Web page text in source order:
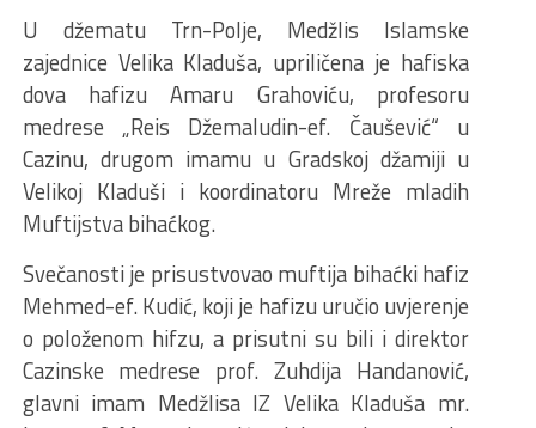
U džematu Trn-Polje, Medžlis Islamske
zajednice Velika Kladuša, upriličena je hafiska
dova hafizu Amaru Grahoviću, profesoru
medrese „Reis Džemaludin-ef. Čaušević“ u
Cazinu, drugom imamu u Gradskoj džamiji u
Velikoj Kladuši i koordinatoru Mreže mladih
Muftijstva bihaćkog.
Svečanosti je prisustvovao muftija bihaćki hafiz
Mehmed-ef. Kudić, koji je hafizu uručio uvjerenje
o položenom hifzu, a prisutni su bili i direktor
Cazinske medrese prof. Zuhdija Handanović,
glavni imam Medžlisa IZ Velika Kladuša mr.